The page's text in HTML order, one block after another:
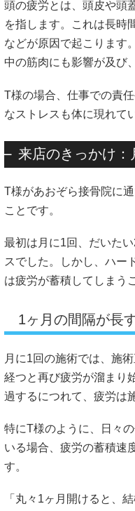
頭の疲労とは、頭皮や頭
を指します。これは長時
などが原因で起こります
中の筋肉にも影響が及び
T様の場合、仕事での責
なストレスも体に現れて
来店のきっかけ
T様があおぞら接骨院に
ことです。
最初は月に1回、だいた
スでした。しかし、ハー
は疲労が蓄積してしまう
1ヶ月の間隔が長
月に1回の施術では、施
経つと再び疲労が溜まり
過するにつれて、疲労は
特にT様のように、日々
いる場合、疲労の蓄積速
す。
「丸々1ヶ月開けると、